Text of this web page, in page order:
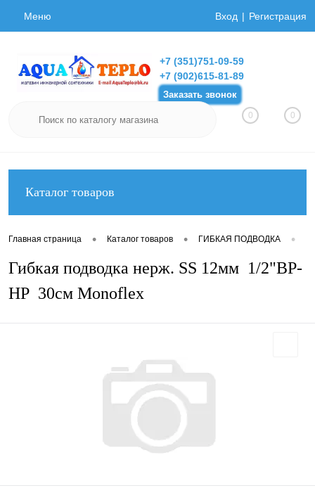
Меню Вход Регистрация
+7 (351)751-09-59
+7 (902)615-81-89
Заказать звонок
0 0
Каталог товаров
Главная страница • Каталог товаров • ГИБКАЯ ПОДВОДКА •
Гибкая подводка нерж. SS 12мм 1/2"ВР-
НР 30см Monoflex